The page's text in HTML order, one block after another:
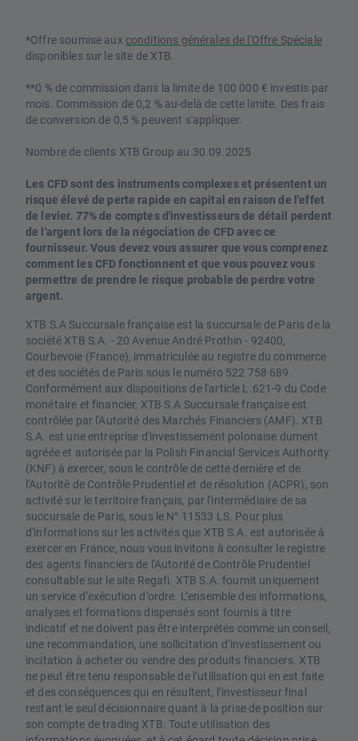
*Offre soumise aux conditions générales de l'Offre Spéciale
disponibles sur le site de XTB.
**0 % de commission dans la limite de 100 000 € investis par
mois. Commission de 0,2 % au-delà de cette limite. Des frais
de conversion de 0,5 % peuvent s'appliquer.
Nombre de clients XTB Group au 30.09.2025
Les CFD sont des instruments complexes et présentent un
risque élevé de perte rapide en capital en raison de l'effet
de levier. 77% de comptes d'investisseurs de détail perdent
de l'argent lors de la négociation de CFD avec ce
fournisseur. Vous devez vous assurer que vous comprenez
comment les CFD fonctionnent et que vous pouvez vous
permettre de prendre le risque probable de perdre votre
argent.
XTB S.A Succursale française est la succursale de Paris de la
société XTB S.A. - 20 Avenue André Prothin - 92400,
Courbevoie (France), immatriculée au registre du commerce
et des sociétés de Paris sous le numéro 522 758 689.
Conformément aux dispositions de l'article L.621-9 du Code
monétaire et financier, XTB S.A Succursale française est
contrôlée par l'Autorité des Marchés Financiers (AMF). XTB
S.A. est une entreprise d'investissement polonaise dument
agréée et autorisée par la Polish Financial Services Authority
(KNF) à exercer, sous le contrôle de cette dernière et de
l'Autorité de Contrôle Prudentiel et de résolution (ACPR), son
activité sur le territoire français, par l'intermédiaire de sa
succursale de Paris, sous le N° 11533 LS. Pour plus
d'informations sur les activités que XTB S.A. est autorisée à
exercer en France, nous vous invitons à consulter le registre
des agents financiers de l'Autorité de Contrôle Prudentiel
consultable sur le site Regafi. XTB S.A. fournit uniquement
un service d’exécution d’ordre. L’ensemble des informations,
analyses et formations dispensés sont fournis à titre
indicatif et ne doivent pas être interprétés comme un conseil,
une recommandation, une sollicitation d’investissement ou
incitation à acheter ou vendre des produits financiers. XTB
ne peut être tenu responsable de l’utilisation qui en est faite
et des conséquences qui en résultent, l’investisseur final
restant le seul décisionnaire quant à la prise de position sur
son compte de trading XTB. Toute utilisation des